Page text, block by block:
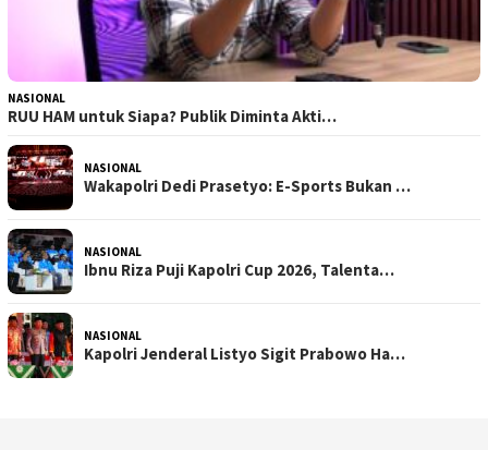
NASIONAL
RUU HAM untuk Siapa? Publik Diminta Akti…
NASIONAL
Wakapolri Dedi Prasetyo: E-Sports Bukan …
NASIONAL
Ibnu Riza Puji Kapolri Cup 2026, Talenta…
NASIONAL
Kapolri Jenderal Listyo Sigit Prabowo Ha…